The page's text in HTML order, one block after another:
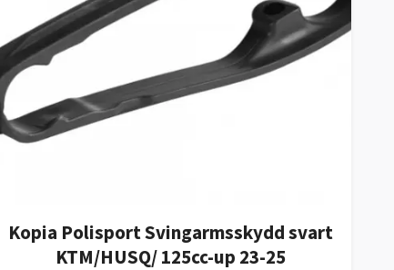
Kopia Polisport Svingarmsskydd svart
KTM/HUSQ/ 125cc-up 23-25